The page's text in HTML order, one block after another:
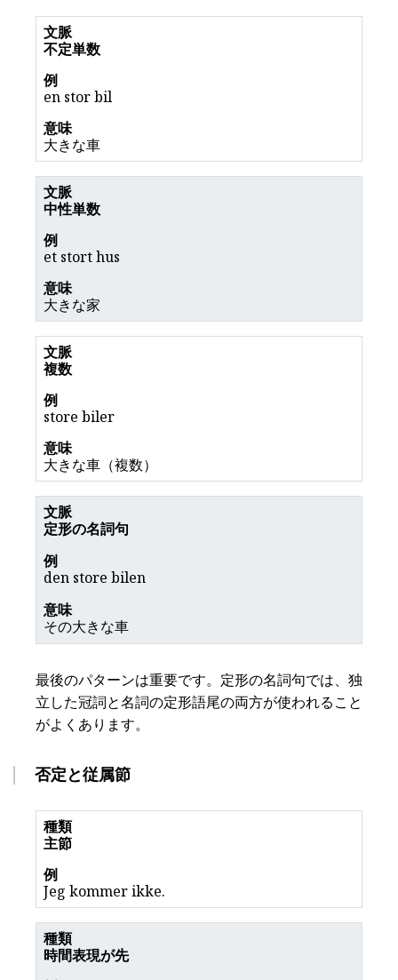
不定単数
en stor bil
大きな車
中性単数
et stort hus
大きな家
複数
store biler
大きな車（複数）
定形の名詞句
den store bilen
その大きな車
最後のパターンは重要です。定形の名詞句では、独
立した冠詞と名詞の定形語尾の両方が使われること
がよくあります。
否定と従属節
主節
Jeg kommer ikke.
時間表現が先